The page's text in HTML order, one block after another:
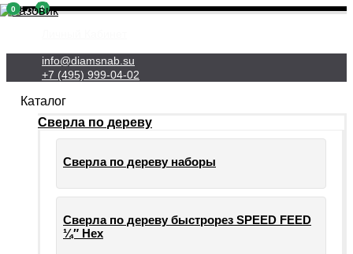
info@diamsnab.su
+7 (495) 999-04-02
0
Каталог
Сверла по дереву
Сверла по дереву наборы
Сверла по дереву быстрорез SPEED FEED
¼″ Hex
0